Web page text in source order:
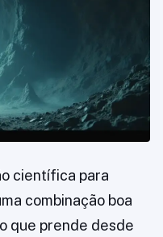
científica para
combinação boa
que prende desde